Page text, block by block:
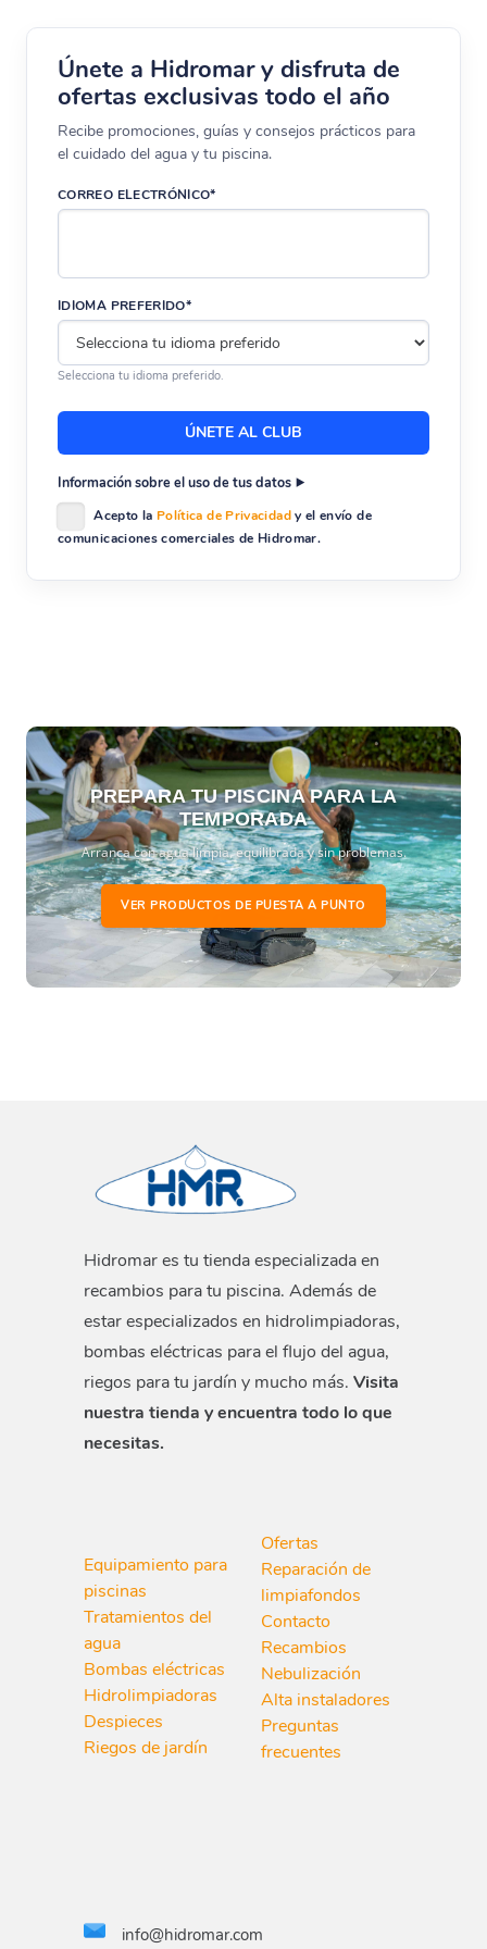
Únete a Hidromar y disfruta de
ofertas exclusivas todo el año
Recibe promociones, guías y consejos prácticos para
el cuidado del agua y tu piscina.
CORREO ELECTRÓNICO*
IDIOMA PREFERIDO*
Selecciona tu idioma preferido.
Información sobre el uso de tus datos
Acepto la Política de Privacidady el envío de
comunicaciones comerciales de Hidromar.
PREPARA TU PISCINA PARA LA
TEMPORADA
Arranca con agua limpia, equilibrada y sin problemas.
VER PRODUCTOS DE PUESTA A PUNTO
Hidromar es tu tienda especializada en
recambios para tu piscina. Además de
estar especializados en hidrolimpiadoras,
bombas eléctricas para el flujo del agua,
riegos para tu jardín y mucho más. Visita
nuestra tienda y encuentra todo lo que
necesitas.
Equipamiento para
piscinas
Tratamientos del
agua
Bombas eléctricas
Hidrolimpiadoras
Despieces
Riegos de jardín
Ofertas
Reparación de
limpiafondos
Contacto
Recambios
Nebulización
Alta instaladores
Preguntas
frecuentes
info@hidromar.com